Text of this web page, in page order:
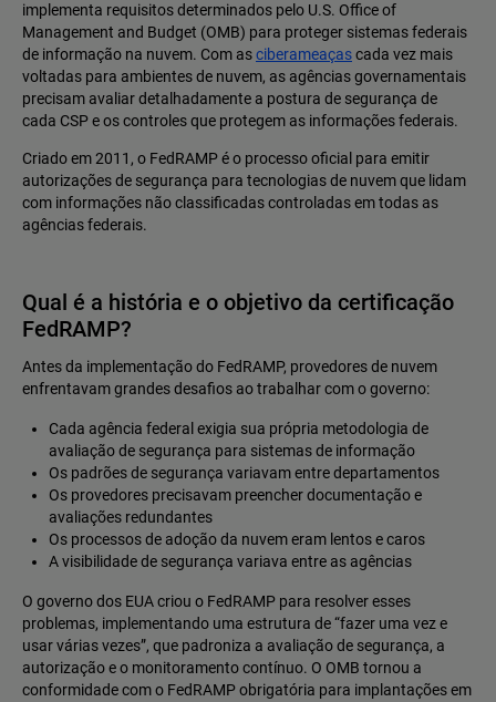
implementa requisitos determinados pelo U.S. Office of
Management and Budget (OMB) para proteger sistemas federais
de informação na nuvem. Com asciberameaçascada vez mais
voltadas para ambientes de nuvem, as agências governamentais
precisam avaliar detalhadamente a postura de segurança de
cada CSP e os controles que protegem as informações federais.
Criado em 2011, o FedRAMP é o processo oficial para emitir
autorizações de segurança para tecnologias de nuvem que lidam
com informações não classificadas controladas em todas as
agências federais.
Qual é a história e o objetivo da certificação
FedRAMP?
Antes da implementação do FedRAMP, provedores de nuvem
enfrentavam grandes desafios ao trabalhar com o governo:
Cada agência federal exigia sua própria metodologia de
avaliação de segurança para sistemas de informação
Os padrões de segurança variavam entre departamentos
Os provedores precisavam preencher documentação e
avaliações redundantes
Os processos de adoção da nuvem eram lentos e caros
A visibilidade de segurança variava entre as agências
O governo dos EUA criou o FedRAMP para resolver esses
problemas, implementando uma estrutura de “fazer uma vez e
usar várias vezes”, que padroniza a avaliação de segurança, a
autorização e o monitoramento contínuo. O OMB tornou a
conformidade com o FedRAMP obrigatória para implantações em